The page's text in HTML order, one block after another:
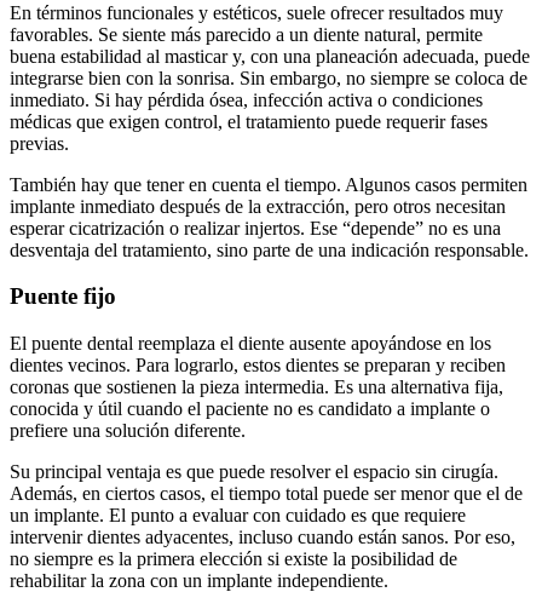
En términos funcionales y estéticos, suele ofrecer resultados muy
favorables. Se siente más parecido a un diente natural, permite
buena estabilidad al masticar y, con una planeación adecuada, puede
integrarse bien con la sonrisa. Sin embargo, no siempre se coloca de
inmediato. Si hay pérdida ósea, infección activa o condiciones
médicas que exigen control, el tratamiento puede requerir fases
previas.
También hay que tener en cuenta el tiempo. Algunos casos permiten
implante inmediato después de la extracción, pero otros necesitan
esperar cicatrización o realizar injertos. Ese “depende” no es una
desventaja del tratamiento, sino parte de una indicación responsable.
Puente fijo
El puente dental reemplaza el diente ausente apoyándose en los
dientes vecinos. Para lograrlo, estos dientes se preparan y reciben
coronas que sostienen la pieza intermedia. Es una alternativa fija,
conocida y útil cuando el paciente no es candidato a implante o
prefiere una solución diferente.
Su principal ventaja es que puede resolver el espacio sin cirugía.
Además, en ciertos casos, el tiempo total puede ser menor que el de
un implante. El punto a evaluar con cuidado es que requiere
intervenir dientes adyacentes, incluso cuando están sanos. Por eso,
no siempre es la primera elección si existe la posibilidad de
rehabilitar la zona con un implante independiente.